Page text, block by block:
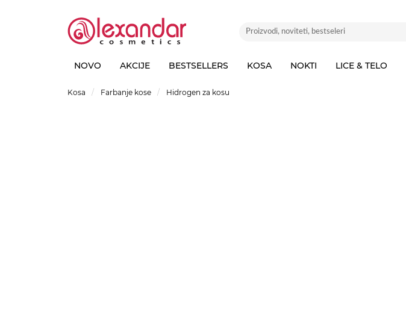
NOVO AKCIJE BESTSELLERS KOSA NOKTI LICE & TELO
Kosa Farbanje kose Hidrogen za kosu